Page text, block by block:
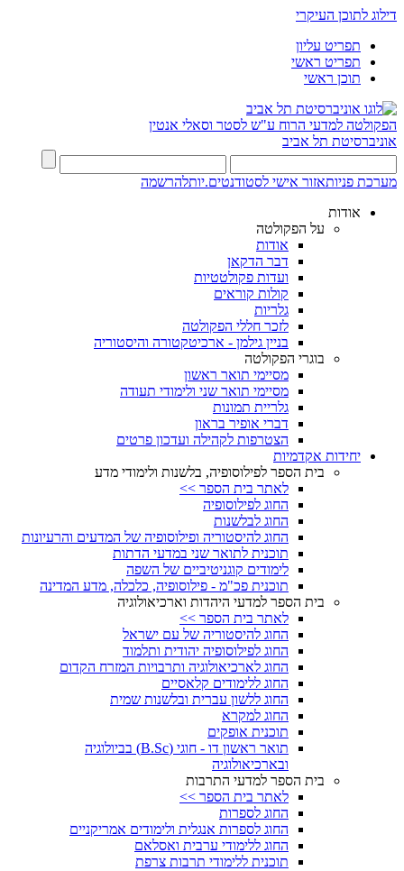
דילוג לתוכן העיקרי
תפריט עליון
תפריט ראשי
תוכן ראשי
הפקולטה למדעי הרוח ע"ש לסטר וסאלי אנטין
אוניברסיטת תל אביב
מערכת פניותאזור אישי לסטודנטים.יותלהרשמה
אודות
על הפקולטה
אודות
דבר הדקאן
ועדות פקולטטיות
קולות קוראים
גלריות
לזכר חללי הפקולטה
בניין גילמן - ארכיטקטורה והיסטוריה
בוגרי הפקולטה
מסיימי תואר ראשון
מסיימי תואר שני ולימודי תעודה
גלריית תמונות
דברי אופיר בראון
הצטרפות לקהילה ועדכון פרטים
יחידות אקדמיות
בית הספר לפילוסופיה, בלשנות ולימודי מדע
לאתר בית הספר >>
החוג לפילוסופיה
החוג לבלשנות
החוג להיסטוריה ופילוסופיה של המדעים והרעיונות
תוכנית לתואר שני במדעי הדתות
לימודים קוגניטיביים של השפה
תוכנית פכ"מ - פילוסופיה, כלכלה, מדע המדינה
בית הספר למדעי היהדות וארכיאולוגיה
לאתר בית הספר >>
החוג להיסטוריה של עם ישראל
החוג לפילוסופיה יהודית ותלמוד
החוג לארכיאולוגיה ותרבויות המזרח הקדום
החוג ללימודים קלאסיים
החוג ללשון עברית ובלשנות שמית
החוג למקרא
תוכנית אופקים
תואר ראשון דו - חוגי (B.Sc) בביולוגיה
ובארכיאולוגיה
בית הספר למדעי התרבות
לאתר בית הספר >>
החוג לספרות
החוג לספרות אנגלית ולימודים אמריקניים
החוג ללימודי ערבית ואסלאם
תוכנית ללימודי תרבות צרפת